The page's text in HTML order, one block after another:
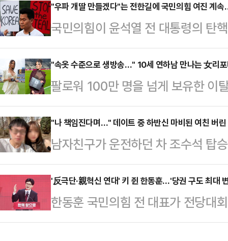
소신파 안철수 당대표 후보에게 '반
성은 없는 지를 묻자 단호한 목소리
상계엄에 반대한, 윤 전 대통령의
대선 참패가 확실시된 상황 속에서
스러운 특검 정국 속에서도 당내에
이번 전당대회…
"우파 개딸 만들겠다"는 전한길에 국민의힘 여진 계
국민의힘이 윤석열 전 대통령의 탄
길 씨의 입당을 두고 '거리두기'에
필요성이 대두된 상황 속 '극우' 세
수가 될 수 있어서다. 국민의힘 당
다. 출마를 선언한 후보들은 극우·
은 인적 쇄신을 예고했다.한국사
널'에 출연해 입당한 이유에 대해 "
고 밝…
"속옷 수준으로 생방송…" 10세 연하남 만나는 女리
팔로워 100만 명을 넘게 보유한 이
나의 과한 노출 의상이 화제의 중
에 따르면 엘레오노라 인카르도나
스타디움에서 열린 PSG와 바이에
착용했다.공개된 사진에 따르면 인
트와 브라톱 차림(사진 왼쪽)으로
셜미디어(SNS)에 공유돼 화제를
태의 상의 차림은 과하…
"나 책임진다며…" 데이트 중 하반신 마비된 여친 버린
남자친구가 운전하던 차 조수석 탑
을 받은 가운데, 보살핌을 약속했던
일고 있다.19일 홍콩 사우스차이
5일 바이(여·25)씨는 남자친구 장
간쑤성의 저수지 근처를 자동차로
'反극단·親혁신 연대' 키 쥔 한동훈…'당권 구도 최대
한동훈 국민의힘 전 대표가 전당대
당권 도전을 선언한 안철수·조경태